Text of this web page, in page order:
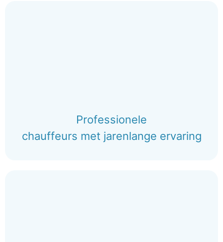
Professionele
chauffeurs met jarenlange ervaring